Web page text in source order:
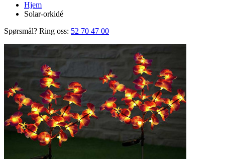
Hjem
Solar-orkidé
Spørsmål? Ring oss: 52 70 47 00